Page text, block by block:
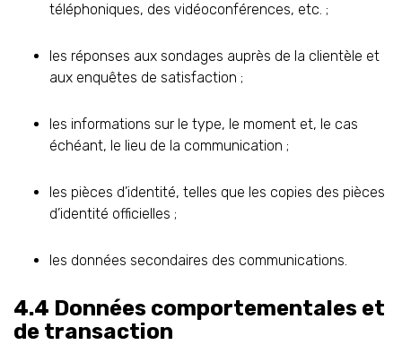
téléphoniques, des vidéoconférences, etc. ;
les réponses aux sondages auprès de la clientèle et
aux enquêtes de satisfaction ;
les informations sur le type, le moment et, le cas
échéant, le lieu de la communication ;
les pièces d’identité, telles que les copies des pièces
d’identité officielles ;
les données secondaires des communications.
4.4 Données comportementales et
de transaction